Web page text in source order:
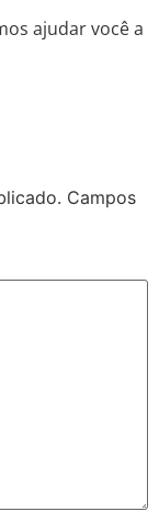
ajudar você a
Campos